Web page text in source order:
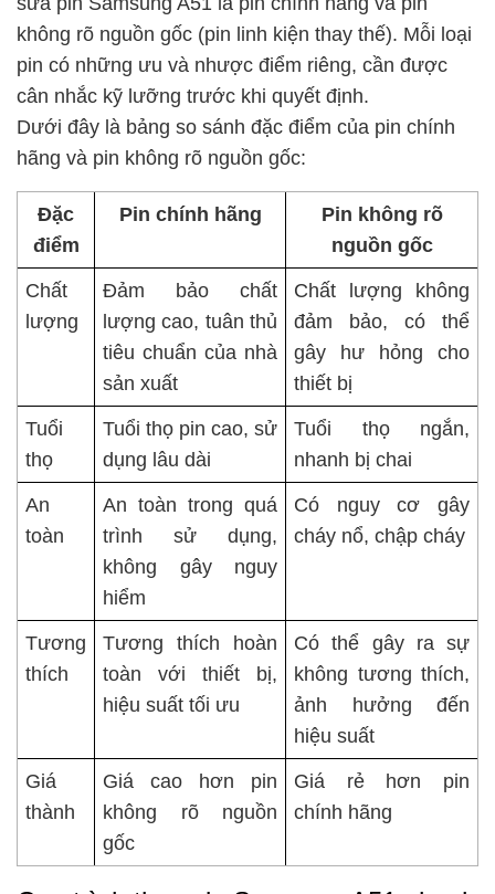
không rõ nguồn gốc (pin linh kiện thay thế). Mỗi loại
pin có những ưu và nhược điểm riêng, cần được
cân nhắc kỹ lưỡng trước khi quyết định.
Dưới đây là bảng so sánh đặc điểm của pin chính
hãng và pin không rõ nguồn gốc:
Đặc
điểm
Pin chính hãng
Pin không rõ
nguồn gốc
Chất
lượng
Đảm bảo chất
lượng cao, tuân thủ
tiêu chuẩn của nhà
sản xuất
Chất lượng không
đảm bảo, có thể
gây hư hỏng cho
thiết bị
Tuổi
thọ
Tuổi thọ pin cao, sử
dụng lâu dài
Tuổi thọ ngắn,
nhanh bị chai
An
toàn
An toàn trong quá
trình sử dụng,
không gây nguy
hiểm
Có nguy cơ gây
cháy nổ, chập cháy
Tương
thích
Tương thích hoàn
toàn với thiết bị,
hiệu suất tối ưu
Có thể gây ra sự
không tương thích,
ảnh hưởng đến
hiệu suất
Giá
thành
Giá cao hơn pin
không rõ nguồn
gốc
Giá rẻ hơn pin
chính hãng